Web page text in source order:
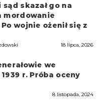
skazał go na
mordowanie
wojnie ożenił się z
18 lipca, 2026
we
r. Próba oceny
8 listopada, 2024